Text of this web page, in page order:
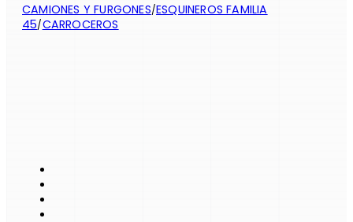
CAMIONES Y FURGONES/ESQUINEROS FAMILIA
45/CARROCEROS